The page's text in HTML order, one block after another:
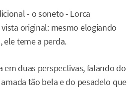
- o soneto - Lorca
original: mesmo elogiando
ele teme a perda.
em duas perspectivas, falando do
tão bela e do pesadelo que